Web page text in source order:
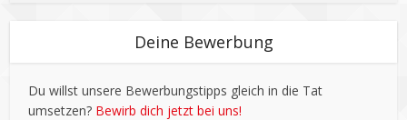
Deine Bewerbung
Du willst unsere Bewerbungstipps gleich in die Tat
umsetzen? Bewirb dich jetzt bei uns!